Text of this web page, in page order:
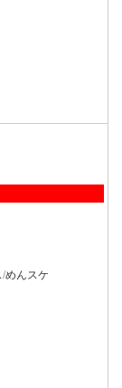
/めんスケ